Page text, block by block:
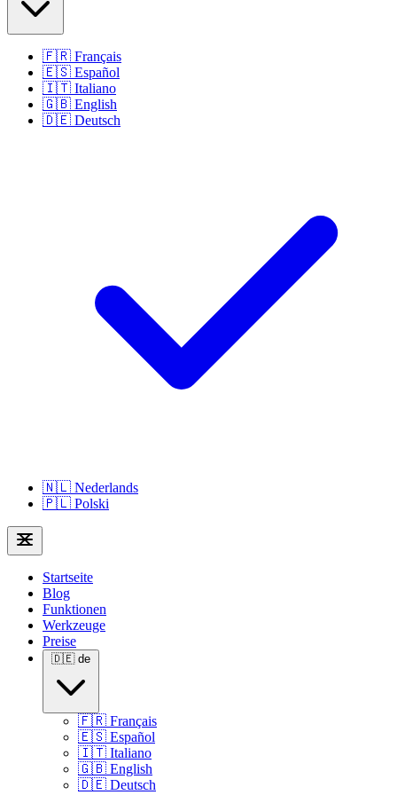
🇫🇷 Français
🇪🇸 Español
🇮🇹 Italiano
🇬🇧 English
🇩🇪 Deutsch
🇳🇱 Nederlands
🇵🇱 Polski
Startseite
Blog
Funktionen
Werkzeuge
Preise
🇩🇪 de
🇫🇷 Français
🇪🇸 Español
🇮🇹 Italiano
🇬🇧 English
🇩🇪 Deutsch